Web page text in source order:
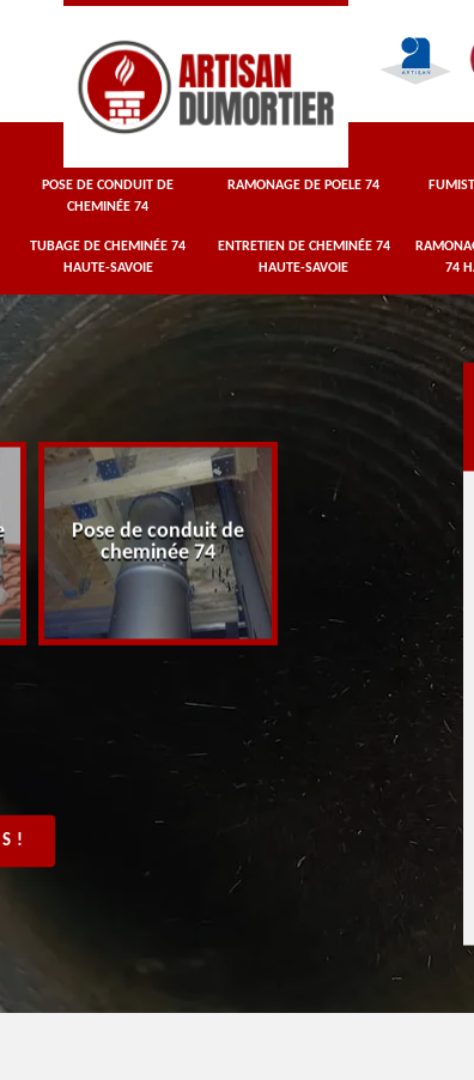
POSE DE CONDUIT DE
CHEMINÉE 74
RAMONAGE DE POELE 74
TUBAGE DE CHEMINÉE 74
HAUTE-SAVOIE
ENTRETIEN DE CHEMINÉE 74
HAUTE-SAVOIE
74
Pose de conduit de
cheminée 74
Ramonage de
!